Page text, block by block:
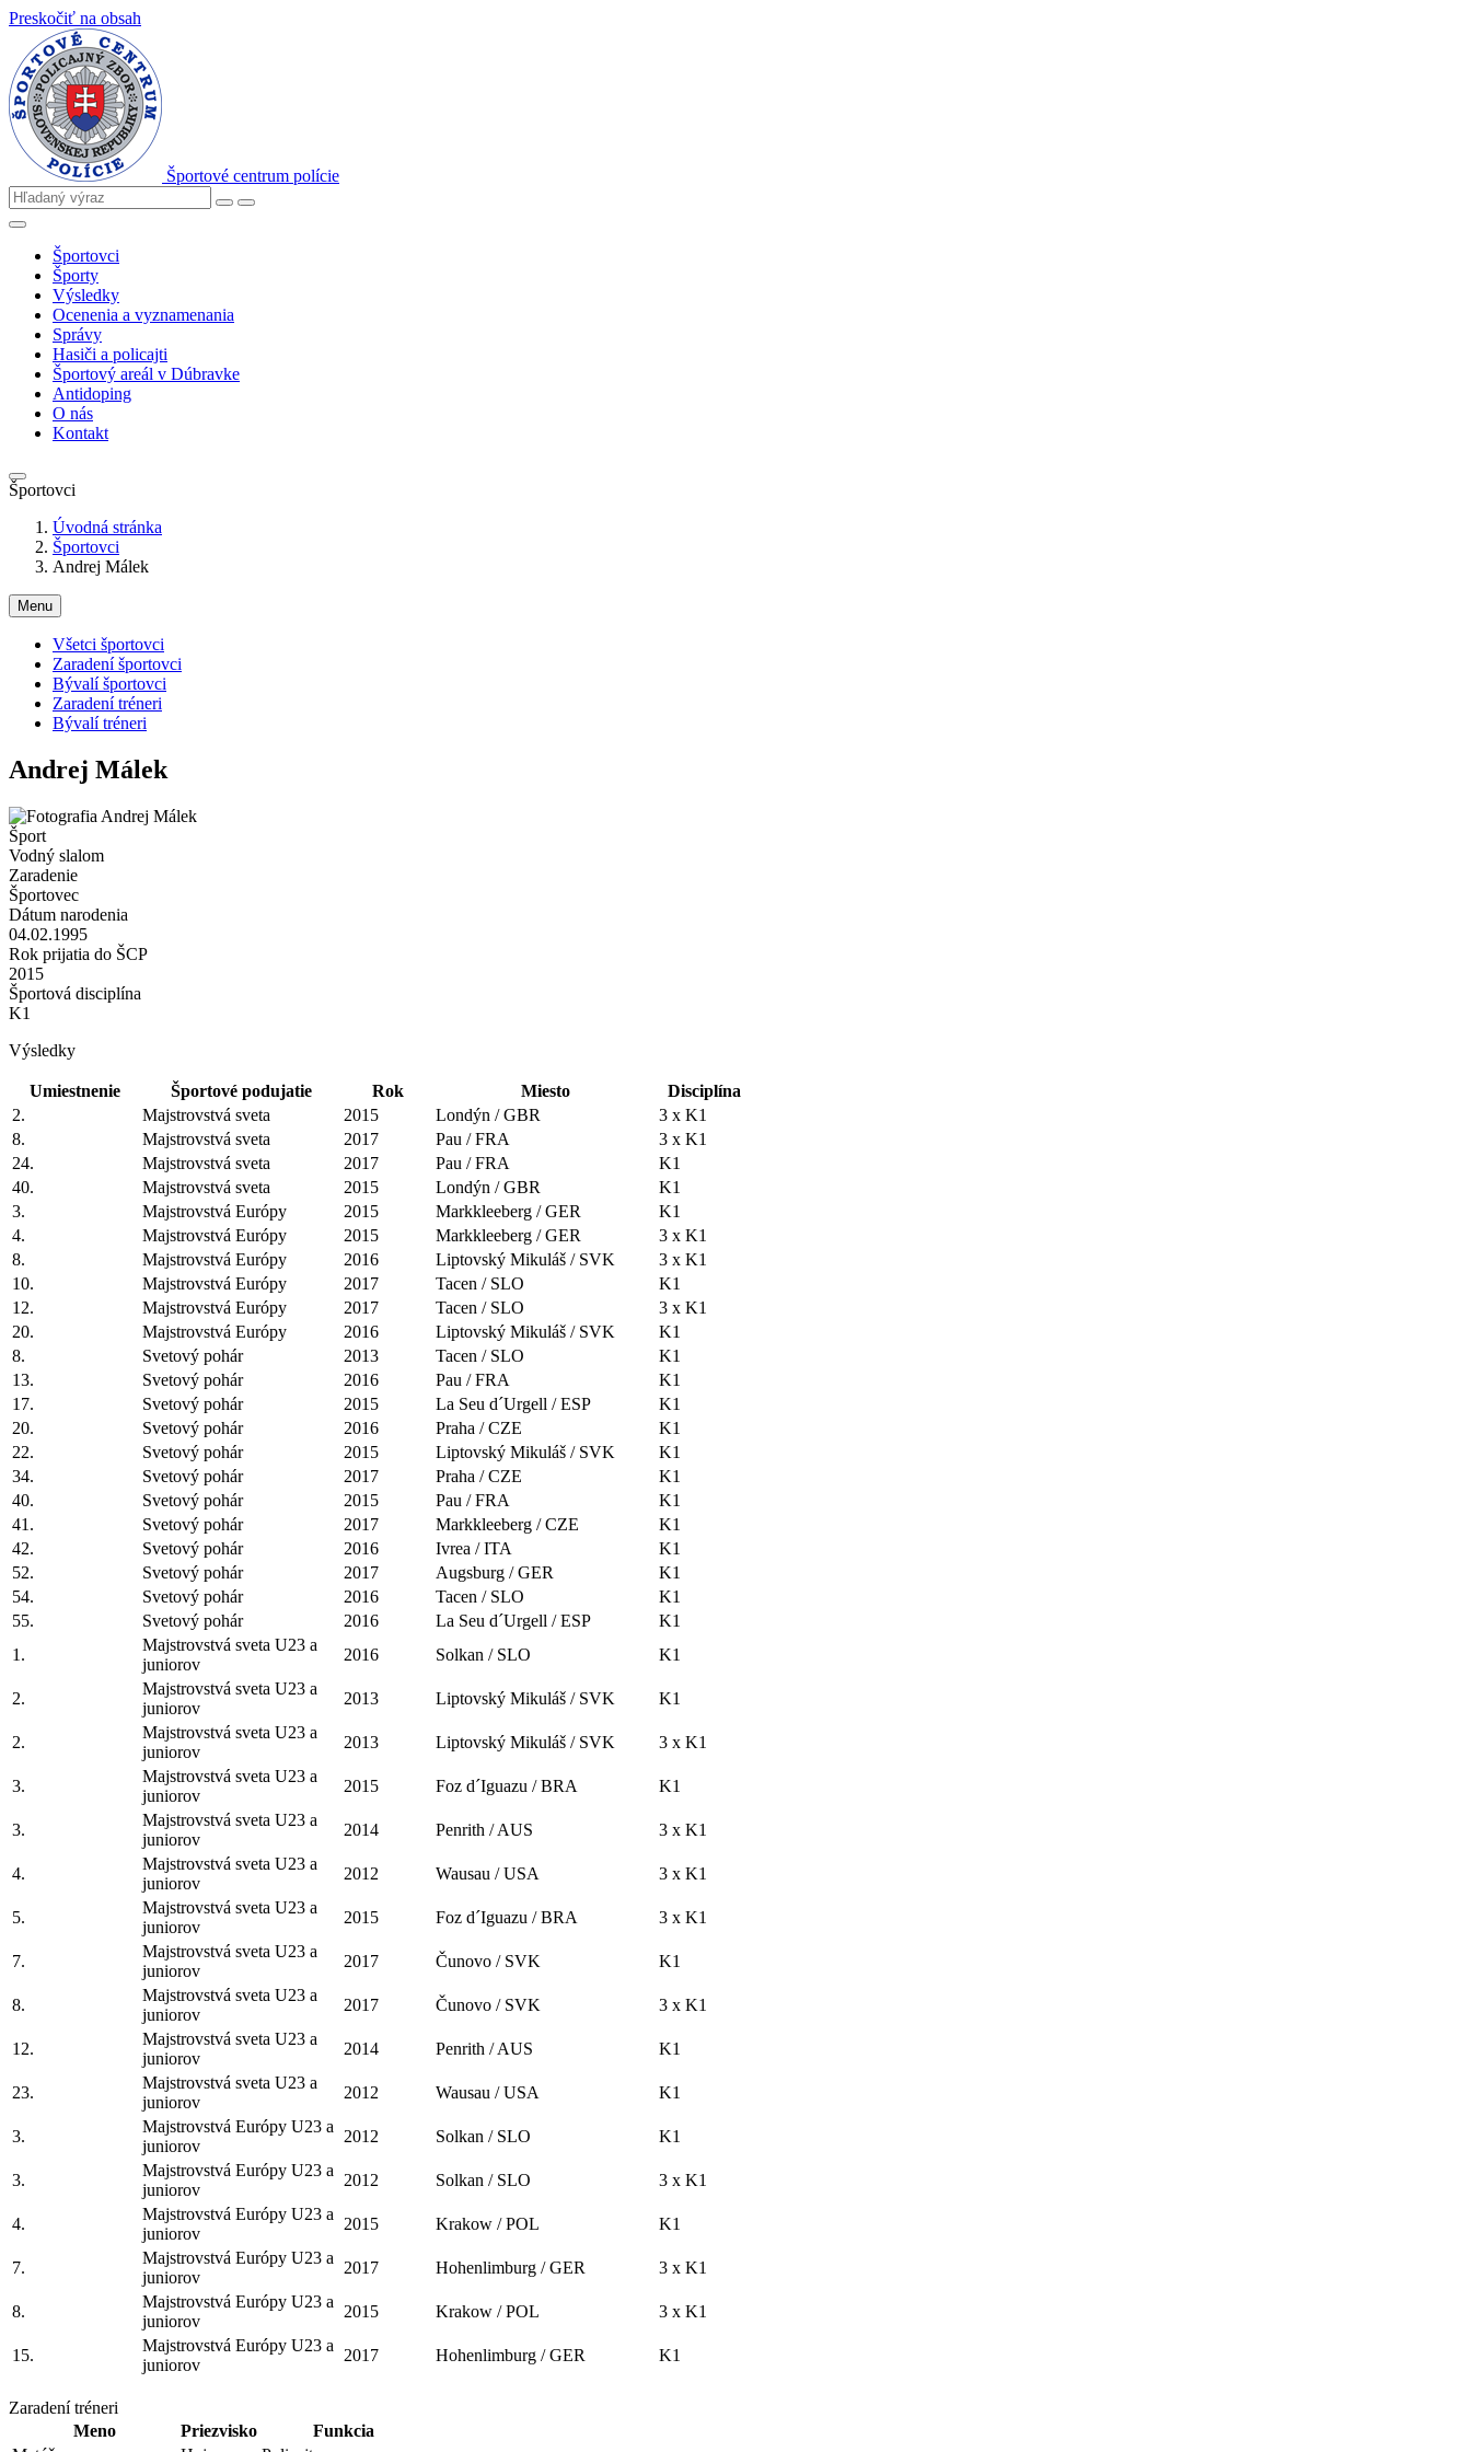
Preskočiť na obsah
Športové centrum polície
Športovci
Športy
Výsledky
Ocenenia a vyznamenania
Správy
Hasiči a policajti
Športový areál v Dúbravke
Antidoping
O nás
Kontakt
Športovci
Úvodná stránka
Športovci
Andrej Málek
Menu
Všetci športovci
Zaradení športovci
Bývalí športovci
Zaradení tréneri
Bývalí tréneri
Andrej Málek
Šport
Vodný slalom
Zaradenie
Športovec
Dátum narodenia
04.02.1995
Rok prijatia do ŠCP
2015
Športová disciplína
K1
Výsledky
Umiestnenie Športové podujatie Rok Miesto
Disciplína
2.
Majstrovstvá sveta 2015 Londýn / GBR
3 x K1
8.
Majstrovstvá sveta 2017 Pau / FRA
3 x K1
24.
Majstrovstvá sveta 2017 Pau / FRA
K1
40.
Majstrovstvá sveta 2015 Londýn / GBR
K1
3.
Majstrovstvá Európy 2015 Markkleeberg / GER
K1
4.
Majstrovstvá Európy 2015 Markkleeberg / GER
3 x K1
8.
Majstrovstvá Európy 2016 Liptovský Mikuláš / SVK
3 x K1
10.
Majstrovstvá Európy 2017 Tacen / SLO
K1
12.
Majstrovstvá Európy 2017 Tacen / SLO
3 x K1
20.
Majstrovstvá Európy 2016 Liptovský Mikuláš / SVK
K1
8.
Svetový pohár 2013 Tacen / SLO
K1
13.
Svetový pohár 2016 Pau / FRA
K1
17.
Svetový pohár 2015 La Seu d´Urgell / ESP
K1
20.
Svetový pohár 2016 Praha / CZE
K1
22.
Svetový pohár 2015 Liptovský Mikuláš / SVK
K1
34.
Svetový pohár 2017 Praha / CZE
K1
40.
Svetový pohár 2015 Pau / FRA
K1
41.
Svetový pohár 2017 Markkleeberg / CZE
K1
42.
Svetový pohár 2016 Ivrea / ITA
K1
52.
Svetový pohár 2017 Augsburg / GER
K1
54.
Svetový pohár 2016 Tacen / SLO
K1
55.
Svetový pohár 2016 La Seu d´Urgell / ESP
K1
1.
Majstrovstvá sveta U23 a
juniorov
2016 Solkan / SLO K1
2.
Majstrovstvá sveta U23 a
juniorov
2013 Liptovský Mikuláš / SVK K1
2.
Majstrovstvá sveta U23 a
juniorov
2013 Liptovský Mikuláš / SVK 3 x K1
3.
Majstrovstvá sveta U23 a
juniorov
2015 Foz d´Iguazu / BRA K1
3.
Majstrovstvá sveta U23 a
juniorov
2014 Penrith / AUS 3 x K1
4.
Majstrovstvá sveta U23 a
juniorov
2012 Wausau / USA 3 x K1
5.
Majstrovstvá sveta U23 a
juniorov
2015 Foz d´Iguazu / BRA 3 x K1
7.
Majstrovstvá sveta U23 a
juniorov
2017 Čunovo / SVK K1
8.
Majstrovstvá sveta U23 a
juniorov
2017 Čunovo / SVK 3 x K1
12.
Majstrovstvá sveta U23 a
juniorov
2014 Penrith / AUS K1
23.
Majstrovstvá sveta U23 a
juniorov
2012 Wausau / USA K1
3.
Majstrovstvá Európy U23 a
juniorov
2012 Solkan / SLO K1
3.
Majstrovstvá Európy U23 a
juniorov
2012 Solkan / SLO 3 x K1
4.
Majstrovstvá Európy U23 a
juniorov
2015 Krakow / POL K1
7.
Majstrovstvá Európy U23 a
juniorov
2017 Hohenlimburg / GER 3 x K1
8.
Majstrovstvá Európy U23 a
juniorov
2015 Krakow / POL 3 x K1
15.
Majstrovstvá Európy U23 a
juniorov
2017 Hohenlimburg / GER K1
Zaradení tréneri
Meno
Priezvisko
Funkcia